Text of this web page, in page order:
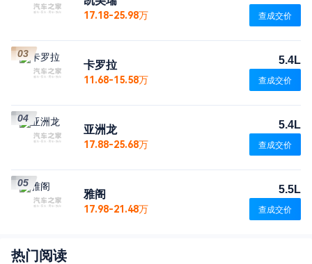
17.18-25.98万 查成交价
卡罗拉
11.68-15.58万
5.4L
查成交价
03
亚洲龙
17.88-25.68万
5.4L
查成交价
04
雅阁
17.98-21.48万
5.5L
查成交价
05
热门阅读